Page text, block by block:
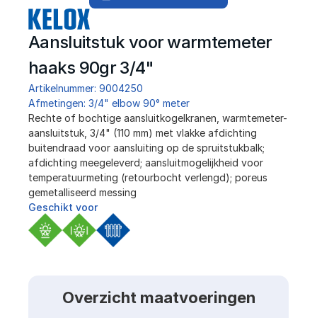
Aansluitstuk voor warmtemeter
haaks 90gr 3/4"
Artikelnummer: 9004250
Afmetingen: 3/4" elbow 90° meter
Rechte of bochtige aansluitkogelkranen, warmtemeter-
aansluitstuk, 3/4" (110 mm) met vlakke afdichting
buitendraad voor aansluiting op de spruitstukbalk;
afdichting meegeleverd; aansluitmogelijkheid voor
temperatuurmeting (retourbocht verlengd); poreus
gemetalliseerd messing
Geschikt voor
Overzicht maatvoeringen